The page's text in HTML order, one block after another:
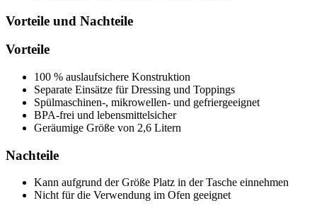
Vorteile und Nachteile
Vorteile
100 % auslaufsichere Konstruktion
Separate Einsätze für Dressing und Toppings
Spülmaschinen-, mikrowellen- und gefriergeeignet
BPA-frei und lebensmittelsicher
Geräumige Größe von 2,6 Litern
Nachteile
Kann aufgrund der Größe Platz in der Tasche einnehmen
Nicht für die Verwendung im Ofen geeignet